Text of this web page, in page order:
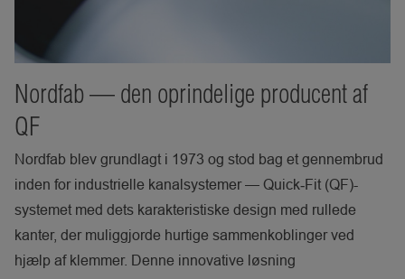
Nordfab — den oprindelige producent af
QF
Nordfab blev grundlagt i 1973 og stod bag et gennembrud
inden for industrielle kanalsystemer — Quick‑Fit (QF)-
systemet med dets karakteristiske design med rullede
kanter, der muliggjorde hurtige sammenkoblinger ved
hjælp af klemmer. Denne innovative løsning